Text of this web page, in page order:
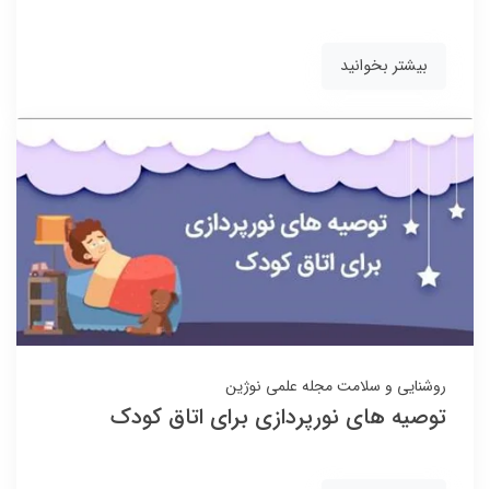
بیشتر بخوانید
روشنایی و سلامتمجله علمی نوژین
توصیه های نورپردازی برای اتاق کودک